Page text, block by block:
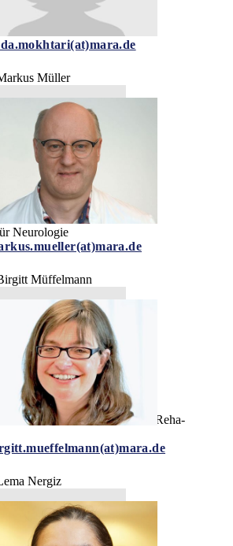
Müller
Neurologie
Müffelmann
Leitende Ärztin der Reha-
Nergiz